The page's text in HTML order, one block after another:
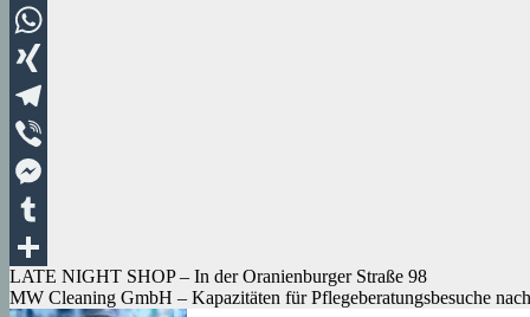
LinkedIn
WhatsApp
XING
Telegram
Viber
Messenger
Tumblr
Teilen
Beitragsnavigation
LATE NIGHT SHOP – In der Oranienburger Straße 98
MW Cleaning GmbH – Kapazitäten für Pflegeberatungsbesuche